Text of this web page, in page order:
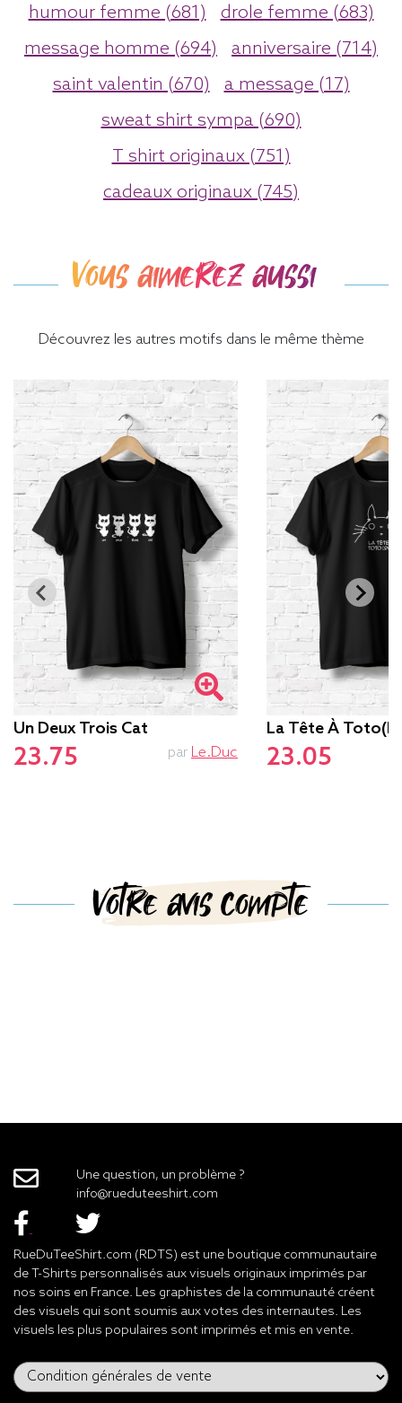
humour femme (681)
drole femme (683)
message homme (694)
anniversaire (714)
saint valentin (670)
a message (17)
sweat shirt sympa (690)
T shirt originaux (751)
cadeaux originaux (745)
Vous aimerez aussi
Découvrez les autres motifs dans le même thème
Un Deux Trois Cat
23.75 par Le.duc
La Tête À
23.05
Votre avis compte
Une question, un problème ?
info@rueduteeshirt.com
RueDuTeeShirt.com (RDTS) est une boutique communautaire
de T-Shirts personnalisés aux visuels originaux imprimés par
nos soins en France. Les graphistes de la communauté créent
des visuels qui sont soumis aux votes des internautes. Les
visuels les plus populaires sont imprimés et mis en vente.